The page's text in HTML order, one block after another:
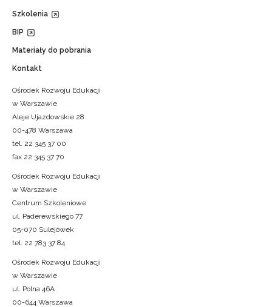
Szkolenia
BIP
Materiały do pobrania
Kontakt
Ośrodek Rozwoju Edukacji
w Warszawie
Aleje Ujazdowskie 28
00-478 Warszawa
tel. 22 345 37 00
fax 22 345 37 70
Ośrodek Rozwoju Edukacji
w Warszawie
Centrum Szkoleniowe
ul. Paderewskiego 77
05-070 Sulejówek
tel. 22 783 37 84
Ośrodek Rozwoju Edukacji
w Warszawie
ul. Polna 46A
00-644 Warszawa